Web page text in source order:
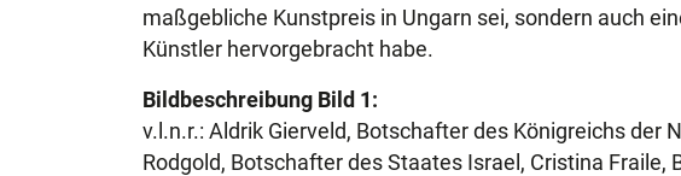
maßgebliche Kunstpreis in Ungarn sei, sondern auch
Künstler hervorgebracht habe.
Bildbeschreibung Bild 1:
v.l.n.r.: Aldrik Gierveld, Botschafter des Königreichs der
Rodgold, Botschafter des Staates Israel, Cristina Fraile,